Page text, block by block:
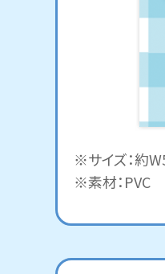
※サイズ：約
※素材：PVC